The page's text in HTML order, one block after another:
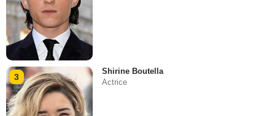
3
Shirine Boutella
Actrice